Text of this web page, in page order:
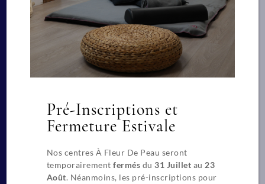
269 Rue Duguesclin
69003 LYON
Restons en contact
+(33) 04 78 84 24 91 Nous écrire
Pré-Inscriptions et
Fermeture Estivale
Nos centres À Fleur De Peau seront
temporairementfermés du31 Juillet au 23
Août. Néanmoins, les pré-inscriptions pour